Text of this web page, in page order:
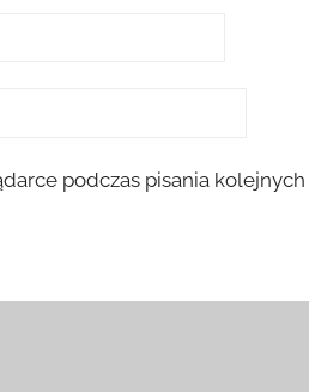
podczas pisania kolejnych